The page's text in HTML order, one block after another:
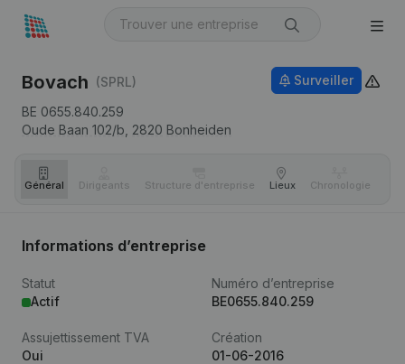
Bovach (SPRL)
BE 0655.840.259
Oude Baan 102/b, 2820 Bonheiden
Surveiller
Général Dirigeants Structure d'entreprise Lieux Chronologie
Informations d’entreprise
Statut
Actif
Numéro d’entreprise
BE0655.840.259
Assujettissement TVA
Oui
Création
01-06-2016